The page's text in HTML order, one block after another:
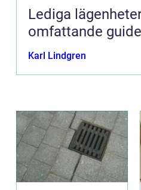
Lediga
omfattande
Karl Lindgren